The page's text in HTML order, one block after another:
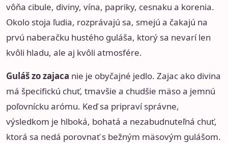
vôňa cibule, diviny, vína, papriky, cesnaku a korenia.
Okolo stoja ľudia, rozprávajú sa, smejú a čakajú na
prvú naberačku hustého guláša, ktorý sa nevarí len
kvôli hladu, ale aj kvôli atmosfére.
Guláš zo zajaca nie je obyčajné jedlo. Zajac ako divina
má špecifickú chuť, tmavšie a chudšie mäso a jemnú
poľovnícku arómu. Keď sa pripraví správne,
výsledkom je hlboká, bohatá a nezabudnuteľná chuť,
ktorá sa nedá porovnať s bežným mäsovým gulášom.